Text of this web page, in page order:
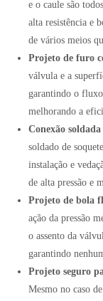
e o caule são
alta resistência e
de vários meios
Projeto de furo
válvula e a
garantindo o
melhorando a
Conexão
soldado de
instalação e
de alta pressão e
Projeto de bola
ação da pressão
o assento da
garantindo
Projeto seguro
Mesmo no caso